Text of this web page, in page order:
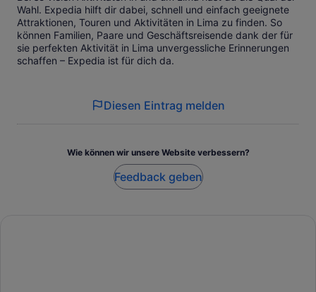
Wahl. Expedia hilft dir dabei, schnell und einfach geeignete
Attraktionen, Touren und Aktivitäten in Lima zu finden. So
können Familien, Paare und Geschäftsreisende dank der für
sie perfekten Aktivität in Lima unvergessliche Erinnerungen
schaffen – Expedia ist für dich da.
Diesen Eintrag melden
Wie können wir unsere Website verbessern?
Feedback geben